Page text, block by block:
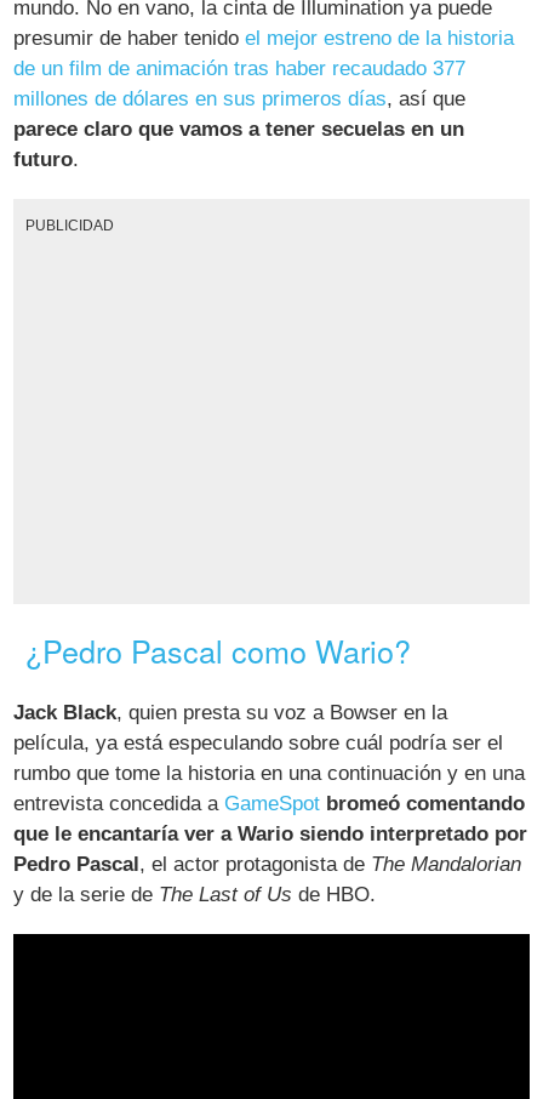
mundo. No en vano, la cinta de Illumination ya puede
presumir de haber tenidoel mejor estreno de la historia
de un film de animación tras haber recaudado 377
millones de dólares en sus primeros días, así que
parece claro que vamos a tener secuelas en un
futuro.
PUBLICIDAD
¿Pedro Pascal como Wario?
Jack Black, quien presta su voz a Bowser en la
película, ya está especulando sobre cuál podría ser el
rumbo que tome la historia en una continuación y en una
entrevista concedida a GameSpot bromeó comentando
que le encantaría ver a Wario siendo interpretado por
Pedro Pascal, el actor protagonista de The Mandalorian
y de la serie de The Last of Us de HBO.